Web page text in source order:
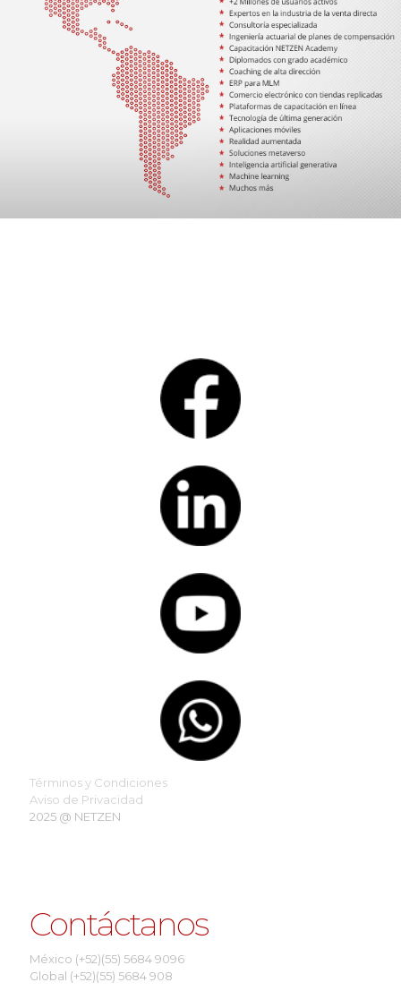
30 años de exitosa presencia en LATAM
Presencia en +21 Paises
+2 Millones usuarios activos
Expertos en la industria de la venta directa
Consultoría especializada
Coaching de alta dirección
ERP para MLM
Comercio electrónico con tiendas replicadas
Plataformas de capacitación en línea
Aplicaciones móviles
Realidad aumentada
Inteligencia artificial generativa
Machine learning
Muchos más
Términos y Condiciones
Aviso de Privacidad
2025 @ NETZEN
Contáctanos
México (+52)(55) 5684 9096
Global (+52)(55) 5684 908